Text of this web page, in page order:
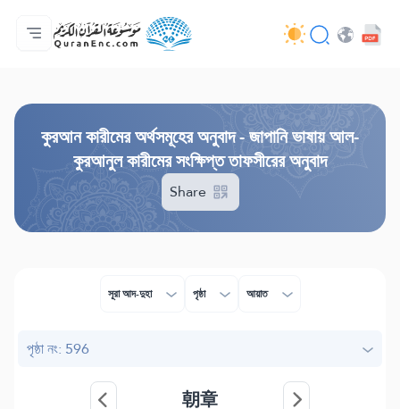
প্রথম পাতা
অনুবাদসমূহের সূচী
Audio
ডেভেলপারদের সেবাসমূহ - API
প্রকল্প সম্পর্কে
আমাদের সাথে যোগাযোগ করুন
ভাষা
কুরআন কারীমের অর্থসমূহের অনুবাদ - জাপানি ভাষায় আল-
কুরআনুল কারীমের সংক্ষিপ্ত তাফসীরের অনুবাদ
Share
সূরা আদ-দুহা পৃষ্ঠা আয়াত
পৃষ্ঠা নং: 596
朝章